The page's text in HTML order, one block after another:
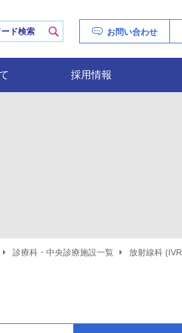
HOSPITAL
お問い合わせ
採用情報
診療科・中央診療施設一覧 放射線科